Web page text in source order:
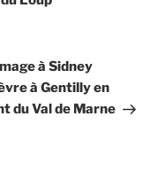
à Sidney
à Gentilly en
du Val de Marne